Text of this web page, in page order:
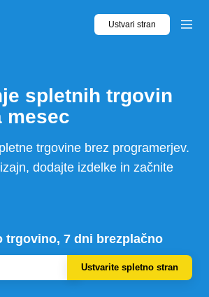
Ustvari stran
spletnih trgovin
trgovine brez programerjev.
dodajte izdelke in začnite
trgovino, 7 dni brezplačno
Ustvarite spletno stran